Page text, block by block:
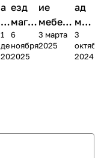
а
к
а
н
1
декабря
2025
езд
магаз
ина в
г.
6
ноября
2025
ие
мебель
ного
салона
3 марта
2025
ад
меб
ели
пер
3
2024